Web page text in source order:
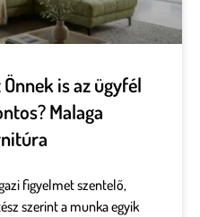
is az ügyfél
Malaga
figyelmet szentelő,
szerint a munka egyik